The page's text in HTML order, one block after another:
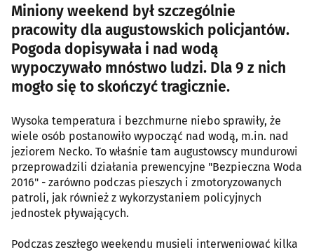
Miniony weekend był szczególnie
pracowity dla augustowskich policjantów.
Pogoda dopisywała i nad wodą
wypoczywało mnóstwo ludzi. Dla 9 z nich
mogło się to skończyć tragicznie.
Wysoka temperatura i bezchmurne niebo sprawiły, że
wiele osób postanowiło wypocząć nad wodą, m.in. nad
jeziorem Necko. To właśnie tam augustowscy mundurowi
przeprowadzili działania prewencyjne "Bezpieczna Woda
2016" - zarówno podczas pieszych i zmotoryzowanych
patroli, jak również z wykorzystaniem policyjnych
jednostek pływających.
Podczas zeszłego weekendu musieli interweniować kilka